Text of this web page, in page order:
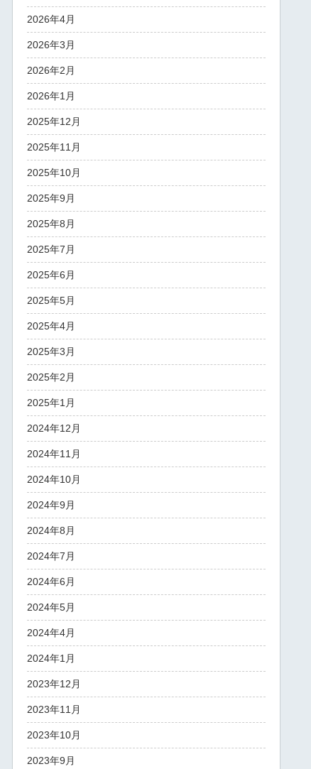
2026年4月
2026年3月
2026年2月
2026年1月
2025年12月
2025年11月
2025年10月
2025年9月
2025年8月
2025年7月
2025年6月
2025年5月
2025年4月
2025年3月
2025年2月
2025年1月
2024年12月
2024年11月
2024年10月
2024年9月
2024年8月
2024年7月
2024年6月
2024年5月
2024年4月
2024年1月
2023年12月
2023年11月
2023年10月
2023年9月